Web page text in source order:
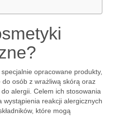
opracowane produkty,
do osób z wrażliwą skórą oraz
alergii. Celem ich stosowania
wystąpienia reakcji alergicznych
które mogą